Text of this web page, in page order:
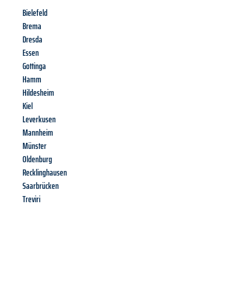
Bielefeld
Brema
Dresda
Essen
Gottinga
Hamm
Hildesheim
Kiel
Leverkusen
Mannheim
Münster
Oldenburg
Recklinghausen
Saarbrücken
Treviri